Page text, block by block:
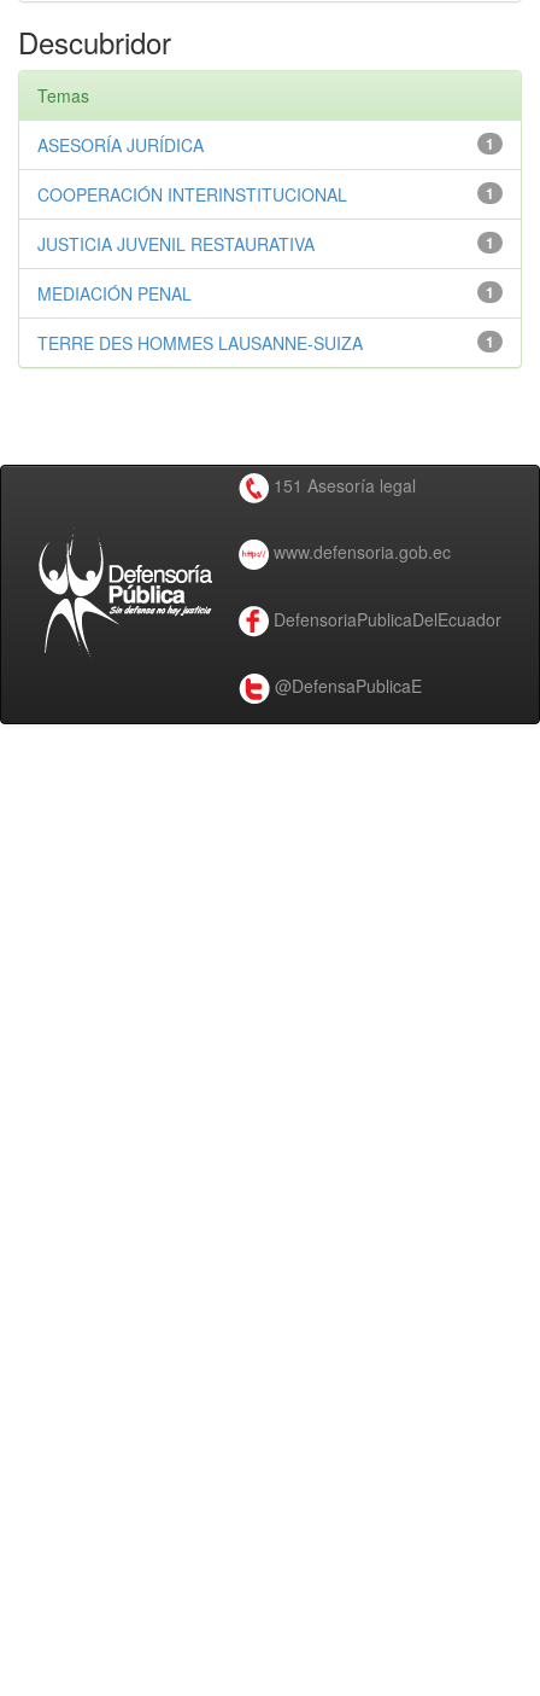
Descubridor
Temas
1
ASESORÍA JURÍDICA
1
COOPERACIÓN INTERINSTITUCIONAL
1
JUSTICIA JUVENIL RESTAURATIVA
1
MEDIACIÓN PENAL
1
TERRE DES HOMMES LAUSANNE-SUIZA
151 Asesoría legal
www.defensoria.gob.ec
DefensoriaPublicaDelEcuador
@DefensaPublicaE